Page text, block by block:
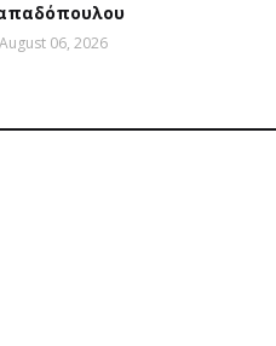
August 06, 2026